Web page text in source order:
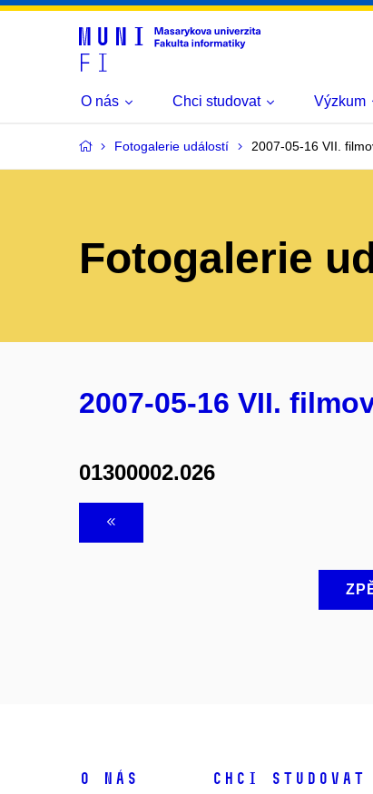
O nás Chci studovat Výzkum
Fotogalerie událostí 2007-05-16 VII.
Fotogalerie
2007-05-16 VII.
01300002.026
O NÁS CHCI STUDOVAT